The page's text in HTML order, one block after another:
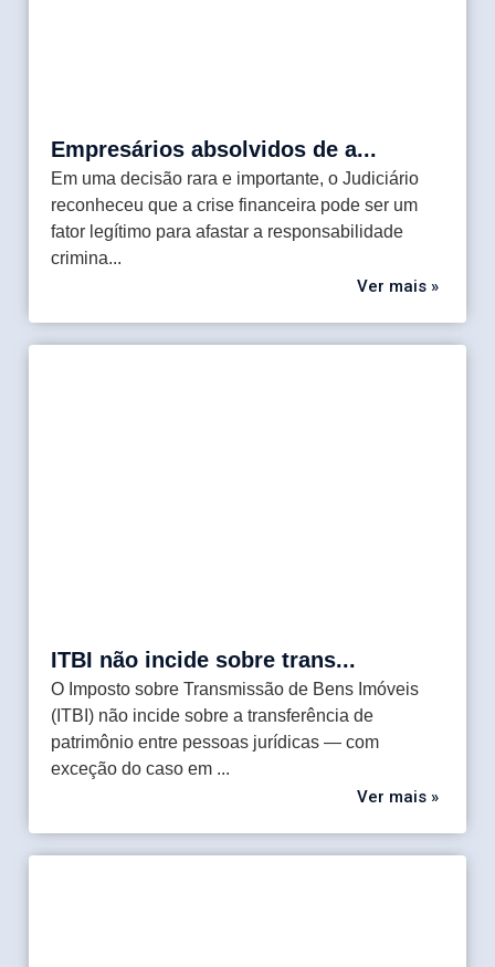
Empresários absolvidos de a...
Em uma decisão rara e importante, o Judiciário
reconheceu que a crise financeira pode ser um
fator legítimo para afastar a responsabilidade
crimina...
Ver mais »
ITBI não incide sobre trans...
O Imposto sobre Transmissão de Bens Imóveis
(ITBI) não incide sobre a transferência de
patrimônio entre pessoas jurídicas — com
exceção do caso em ...
Ver mais »